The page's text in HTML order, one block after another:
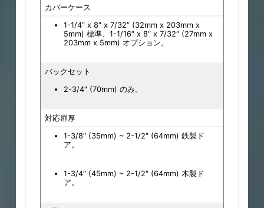
カバーケース
1-1/4″ x 8″ x 7/32″ (32mm x 203mm x
5mm) 標準、1-1/16″ x 8″ x 7/32″ (27mm x
203mm x 5mm) オプション。
バックセット
2-3/4″ (70mm) のみ。
対応扉厚
1-3/8″ (35mm) ~ 2-1/2″ (64mm) 鉄製ド
ア。
1-3/4″ (45mm) ~ 2-1/2″ (64mm) 木製ド
ア。